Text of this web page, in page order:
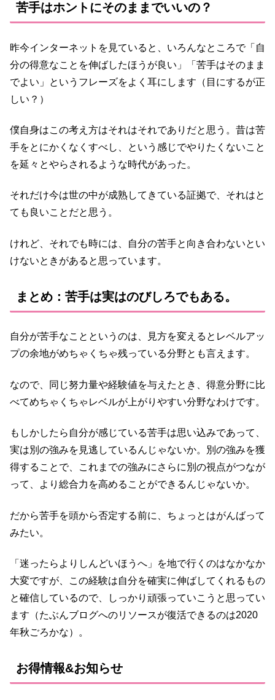
苦手はホントにそのままでいいの？
昨今インターネットを見ていると、いろんなところで「自
分の得意なことを伸ばしたほうが良い」「苦手はそのまま
でよい」というフレーズをよく耳にします（目にするが正
しい？）
僕自身はこの考え方はそれはそれでありだと思う。昔は苦
手をとにかくなくすべし、という感じでやりたくないこと
を延々とやらされるような時代があった。
それだけ今は世の中が成熟してきている証拠で、それはと
ても良いことだと思う。
けれど、それでも時には、自分の苦手と向き合わないとい
けないときがあると思っています。
まとめ：苦手は実はのびしろでもある。
自分が苦手なことというのは、見方を変えるとレベルアッ
プの余地がめちゃくちゃ残っている分野とも言えます。
なので、同じ努力量や経験値を与えたとき、得意分野に比
べてめちゃくちゃレベルが上がりやすい分野なわけです。
もしかしたら自分が感じている苦手は思い込みであって、
実は別の強みを見逃しているんじゃないか。別の強みを獲
得することで、これまでの強みにさらに別の視点がつなが
って、より総合力を高めることができるんじゃないか。
だから苦手を頭から否定する前に、ちょっとはがんばって
みたい。
「迷ったらよりしんどいほうへ」を地で行くのはなかなか
大変ですが、この経験は自分を確実に伸ばしてくれるもの
と確信しているので、しっかり頑張っていこうと思ってい
ます（たぶんブログへのリソースが復活できるのは2020
年秋ごろかな）。
お得情報&お知らせ